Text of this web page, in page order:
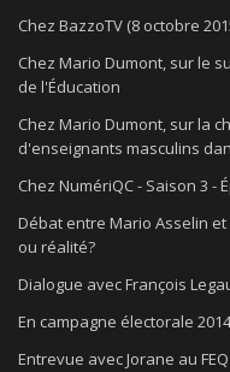
Chez BazzoTV (8 octobre
Chez Mario Dumont, sur le
de l'Éducation
Chez Mario Dumont, sur la
d'enseignants masculins
Chez NumériQC - Saison 3 -
Débat entre Mario Asselin
ou réalité?
Dialogue avec François
En campagne électorale 2014
Entrevue avec Jorane au FEQ